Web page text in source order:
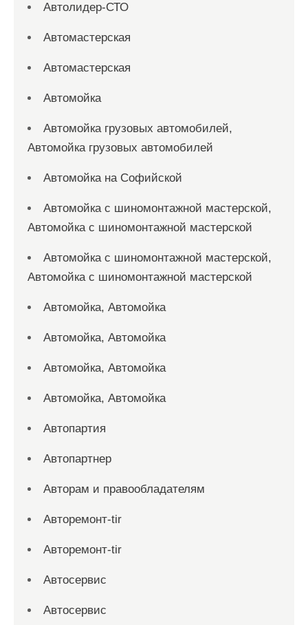
Автолидер-СТО
Автомастерская
Автомастерская
Автомойка
Автомойка грузовых автомобилей,
Автомойка грузовых автомобилей
Автомойка на Софийской
Автомойка с шиномонтажной мастерской,
Автомойка с шиномонтажной мастерской
Автомойка с шиномонтажной мастерской,
Автомойка с шиномонтажной мастерской
Автомойка, Автомойка
Автомойка, Автомойка
Автомойка, Автомойка
Автомойка, Автомойка
Автопартия
Автопартнер
Авторам и правообладателям
Авторемонт-tir
Авторемонт-tir
Автосервис
Автосервис